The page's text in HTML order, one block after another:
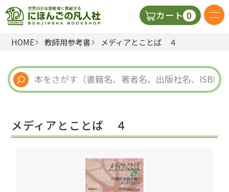
カート 0
日本語の教科書
視聴覚・補助教材
HOME 教師用参考書 メディアとことば ４
メディアとことば ４